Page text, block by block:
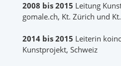
2008 bis 2015 Leitung
gomale.ch, Kt. Zürich und
2014 bis 2015 Leiterin
Kunstprojekt, Schweiz